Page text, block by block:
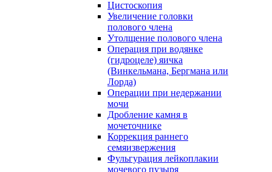
Цистоскопия
Увеличение головки
полового члена
Утолщение полового члена
Операция при водянке
(гидроцеле) яичка
(Винкельмана, Бергмана или
Лорда)
Операции при недержании
мочи
Дробление камня в
мочеточнике
Коррекция раннего
семяизвержения
Фульгурация лейкоплакии
мочевого пузыря